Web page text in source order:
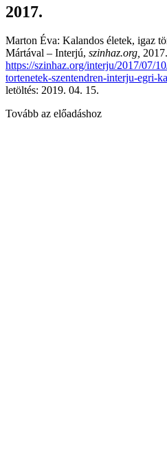
2017.
Marton Éva: Kalandos életek, igaz
Mártával – Interjú, szinhaz.org,
https://szinhaz.org/interju/2017/07/
tortenetek-szentendren-interju-egri-
letöltés: 2019. 04. 15.
Tovább az előadáshoz